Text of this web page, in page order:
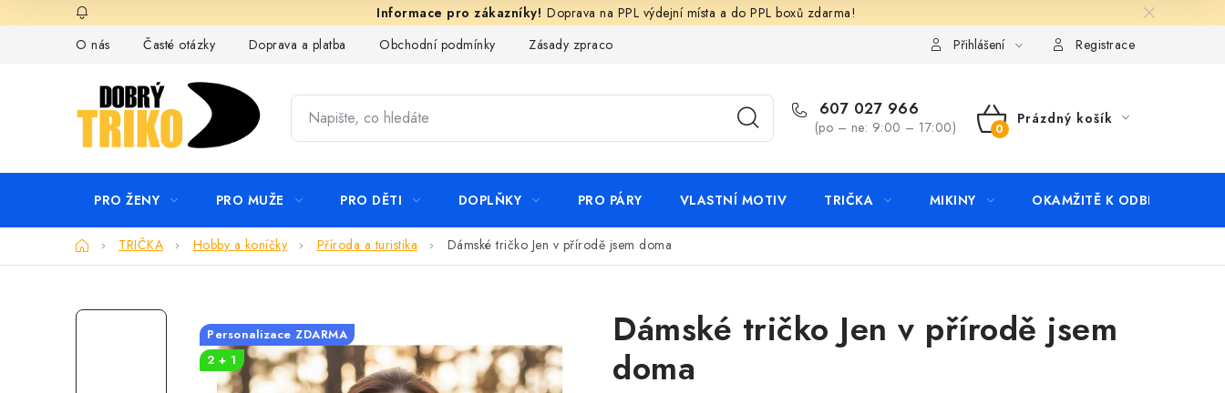
na
Doprava na PPL výdejní místa a do PPL boxů zdarma!
O nás
Časté otázky Doprava a platba Obchodní podmínky Zásady zpracování ochrany osobních údajů KontaktyPřihlášení Registrace
607 027 966
(po – ne: 9:00 – 17:00)
NÁKUPNÍ
Prázdný košík
PRO ŽENY PRO MUŽE PRO DĚTI DOPLŇKY PRO PÁRY VLASTNÍ MOTIV TRIČKA MIKINY OKAMŽITĚ K ODBĚRU
DomůTRIČKA Hobby a koníčky Příroda a turistika Dámské tričko Jen v přírodě jsem doma
Dámské tričko Jen v přírodě jsem
doma
Personalizace ZDARMA
2 + 1